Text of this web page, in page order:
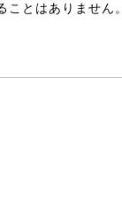
ことはありません。